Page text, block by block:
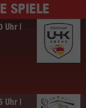
SPIELE
Uhr |
Uhr |